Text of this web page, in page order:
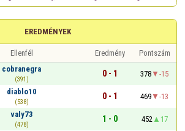
EREDMÉNYEK
Ellenfél Eredmény
Pontszám
cobranegra
(391)
0 - 1 378
-15
diablo10
(538)
0 - 1 469
-13
valy73
(478)
1 - 0 452
17